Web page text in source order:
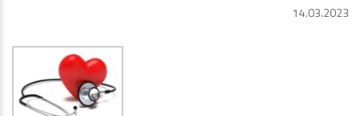
14.03.2023